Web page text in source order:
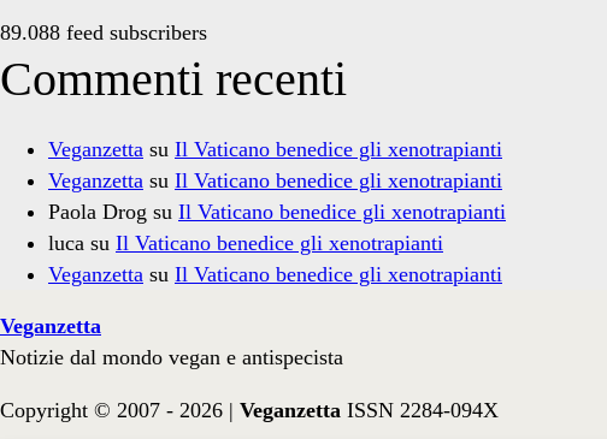
89.088 feed subscribers
Commenti recenti
Veganzetta su Il Vaticano benedice gli xenotrapianti
Veganzetta su Il Vaticano benedice gli xenotrapianti
Paola Drog su Il Vaticano benedice gli xenotrapianti
luca su Il Vaticano benedice gli xenotrapianti
Veganzetta su Il Vaticano benedice gli xenotrapianti
Veganzetta
Notizie dal mondo vegan e antispecista
Copyright © 2007 - 2026 | Veganzetta ISSN 2284-094X